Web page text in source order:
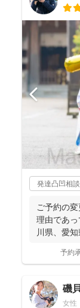
発達凸凹相
ご予約の
理由であ
川県、愛
予約
磯
女性